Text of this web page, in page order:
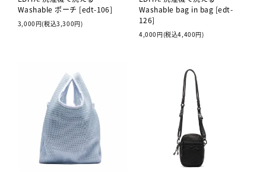
Washable ポーチ [edt-106]
3,000円(税込3,300円)
Washable bag in bag [edt-
126]
4,000円(税込4,400円)